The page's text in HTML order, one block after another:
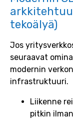
tekoälyä)
Jos
seuraavat
modernin
infrastruktuuri.
Liikenne
pitkin